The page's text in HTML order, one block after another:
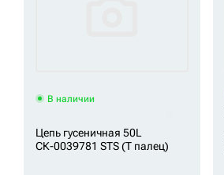
В наличии
Цепь гусеничная 50L
СК-0039781 STS (Т палец)